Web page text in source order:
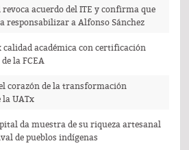
acuerdo del ITE y confirma que
responsabilizar a Alfonso Sánchez
calidad académica con certificación
la FCEA
corazón de la transformación
UATx
da muestra de su riqueza artesanal
de pueblos indígenas